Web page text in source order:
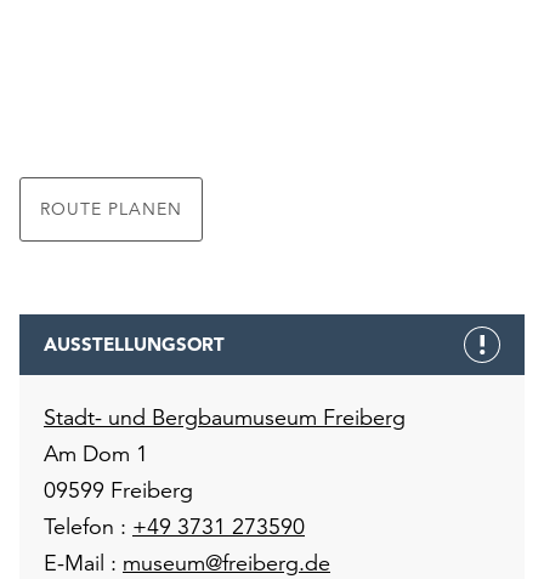
ROUTE PLANEN
AUSSTELLUNGSORT
Stadt- und Bergbaumuseum Freiberg
Am Dom 1
09599 Freiberg
Telefon : +49 3731 273590
E-Mail : museum@freiberg.de